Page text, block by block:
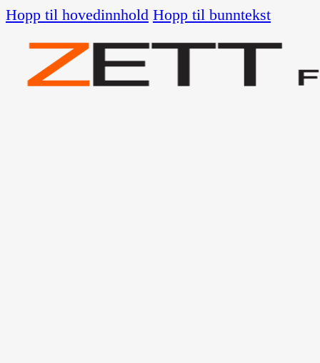
Hopp til hovedinnhold Hopp til bunntekst